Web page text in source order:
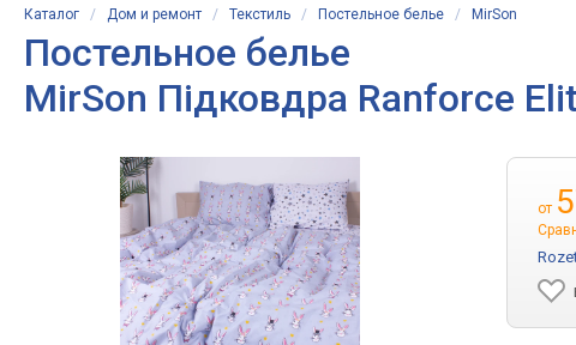
Каталог / Дом и ремонт / Текстиль / Постельное белье / MirSon
Постельное белье
MirSon Підковдра Ranforce
от